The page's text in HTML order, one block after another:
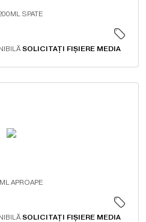
SPATE
SOLICITAȚI FIȘIERE MEDIA
APROAPE
SOLICITAȚI FIȘIERE MEDIA